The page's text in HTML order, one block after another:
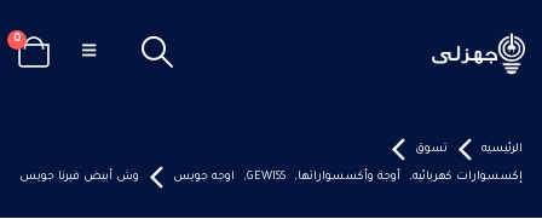
0
الرئيسيه تسوق
إكسسوارات كهربائيه, أوجة وأكسسواراتها,
GEWISS
, اوجه جويس وش أبيض فيرنا جويس